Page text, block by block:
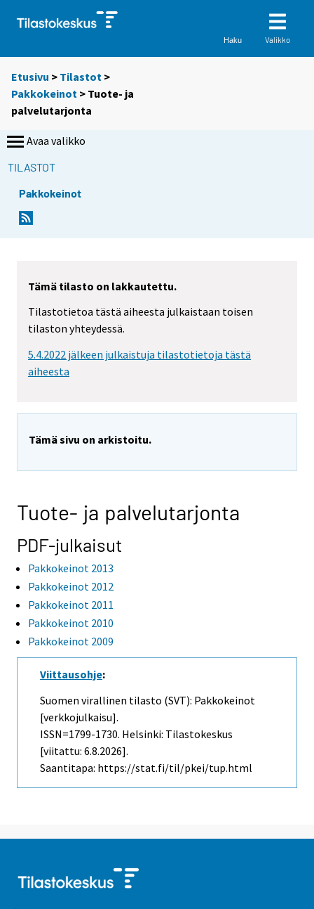
Haku Valikko
Etusivu > Tilastot >
Pakkokeinot > Tuote- ja
palvelutarjonta
Avaa valikko
TILASTOT
Pakkokeinot
Tämä tilasto on lakkautettu.
Tilastotietoa tästä aiheesta julkaistaan toisen
tilaston yhteydessä.
5.4.2022 jälkeen julkaistuja tilastotietoja tästä
aiheesta
Tämä sivu on arkistoitu.
Tuote- ja palvelutarjonta
PDF-julkaisut
Pakkokeinot 2013
Pakkokeinot 2012
Pakkokeinot 2011
Pakkokeinot 2010
Pakkokeinot 2009
Viittausohje:
Suomen virallinen tilasto (SVT): Pakkokeinot
[verkkojulkaisu].
ISSN=1799-1730. Helsinki: Tilastokeskus
[viitattu: 6.8.2026].
Saantitapa: https://stat.fi/til/pkei/tup.html